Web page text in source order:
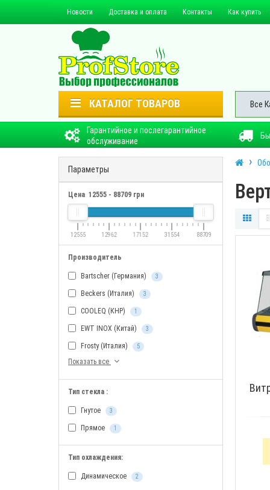
Новости Доставка и оплата Контакты Как купить
Все
КАТАЛОГ ТОВАРОВ
Гарантийное и послегарантийное
обслуживание
Параметры
Цена 12555 - 88709 грн
12555 12962 17152 31554 88709
Производитель
Bartscher (Германия) 3
Beckers (Италия) 3
COOLEQ (КНР) 1
EWT INOX (Китай) 3
Frosty (Италия) 5
Показать все
Тип стекла :
Гнутое 3
Прямое 1
Тип охлаждения:
Динамическое 2